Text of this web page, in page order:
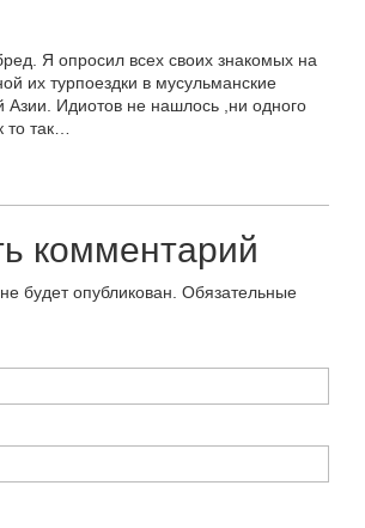
Я опросил всех своих знакомых на
их турпоездки в мусульманские
Азии. Идиотов не нашлось ,ни одного
то так…
комментарий
будет опубликован. Обязательные